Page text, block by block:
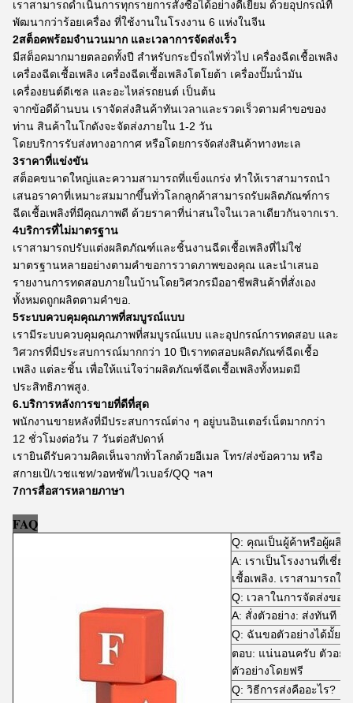
เราสามารถดําเนินการทุกรายการสั่งซื้อได้อย่างดีเยี่ยม ด้วยอุปกรณ์ที่
พัฒนากว่าร้อยเครื่อง ที่ใช้งานในโรงงาน 6 แห่งในจีน
2สต็อคพร้อมจํานวนมาก และเวลาการจัดส่งเร็ว
มีสต็อคมากมายตลอดทั้งปี สําหรับกระบี่รถไฟทั่วไป เครื่องฉีดเชื้อเพลิง
เครื่องฉีดเชื้อเพลิง เครื่องฉีดเชื้อเพลิงโตโยต้า เครื่องปั๊มน้ํามัน
เครื่องยนต์ดีเซล และอะไหล่รถยนต์ เป็นต้น
จากข้อดีด้านบน เราจัดส่งสินค้าทันเวลาและรวดเร็วตามคําขอของ
ท่าน สินค้าในโกดังจะจัดส่งภายใน 1-2 วัน
โดยบริการรับส่งทางอากาศ หรือโดยการจัดส่งสินค้าทางทะเล
3ราคาที่แข่งขัน
สต็อคขนาดใหญ่และความสามารถที่แข็งแกร่ง ทําให้เราสามารถนํา
เสนอราคาที่เหมาะสมมากขึ้นทั่วโลกลูกค้าสามารถรับผลิตภัณฑ์การ
ฉีดเชื้อเพลิงที่มีคุณภาพดี ด้วยราคาที่น่าสนใจในเวลาเดียวกันจากเรา.
4บริการที่ไม่มาตรฐาน
เราสามารถปรับแต่งผลิตภัณฑ์และชิ้นงานฉีดเชื้อเพลิงที่ไม่ใช่
มาตรฐานหลายอย่างตามคําขอการวาดภาพของคุณ และนําเสนอ
รายงานการทดสอบภายในบ้านโดยวิศวกรมืออาชีพสินค้าที่สั่งเอง
ทั้งหมดถูกผลิตตามคําขอ.
5ระบบควบคุมคุณภาพที่สมบูรณ์แบบ
เรามีระบบควบคุมคุณภาพที่สมบูรณ์แบบ และอุปกรณ์การทดสอบ และ
วิศวกรที่มีประสบการณ์มากกว่า 10 ปีเราทดสอบผลิตภัณฑ์ฉีดเชื้อ
เพลิง แต่ละชิ้น เพื่อให้แน่ใจว่าผลิตภัณฑ์ฉีดเชื้อเพลิงทั้งหมดมี
ประสิทธิภาพสูง.
6.บริการหลังการขายที่ดีที่สุด
พนักงานขายหลังที่มีประสบการณ์ต่าง ๆ อยู่บนอินเตอร์เน็ตมากกว่า
12 ชั่วโมงต่อวัน 7 วันต่อสัปดาห์
เรายินดีรับความคิดเห็นจากทั่วโลกด้วยอีเมล โทร/ส่งข้อความ หรือ
สกายเป้/เวชแชท/วอทชัพ/ไวเบอร์/QQ ฯลฯ
7การสื่อสารหลายภาษา
FAQ
Q: คุณเป็นผู้ค้าหรือผู้ผลิต
A: เราเป็นโรงงานที่เชี่
เชื้อเพลิง. เราสามารถ
Q: เวลาในการจัดส่งขอ
A: สั่งตัวอย่าง: ส่งทันที สั่
Q: ฉันขอตัวอย่างได้มั้ย?
ตอบ: แน่นอนครับ ตัวอย่า
ตัวอย่างโดยฟรี
Q: วิธีการส่งคืออะไร?